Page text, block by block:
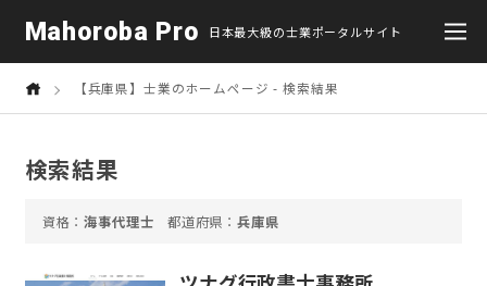
Mahoroba Pro 日本最大級の士業ポータルサイト
【兵庫県】士業のホームページ - 検索結果
検索結果
海事代理士 兵庫県